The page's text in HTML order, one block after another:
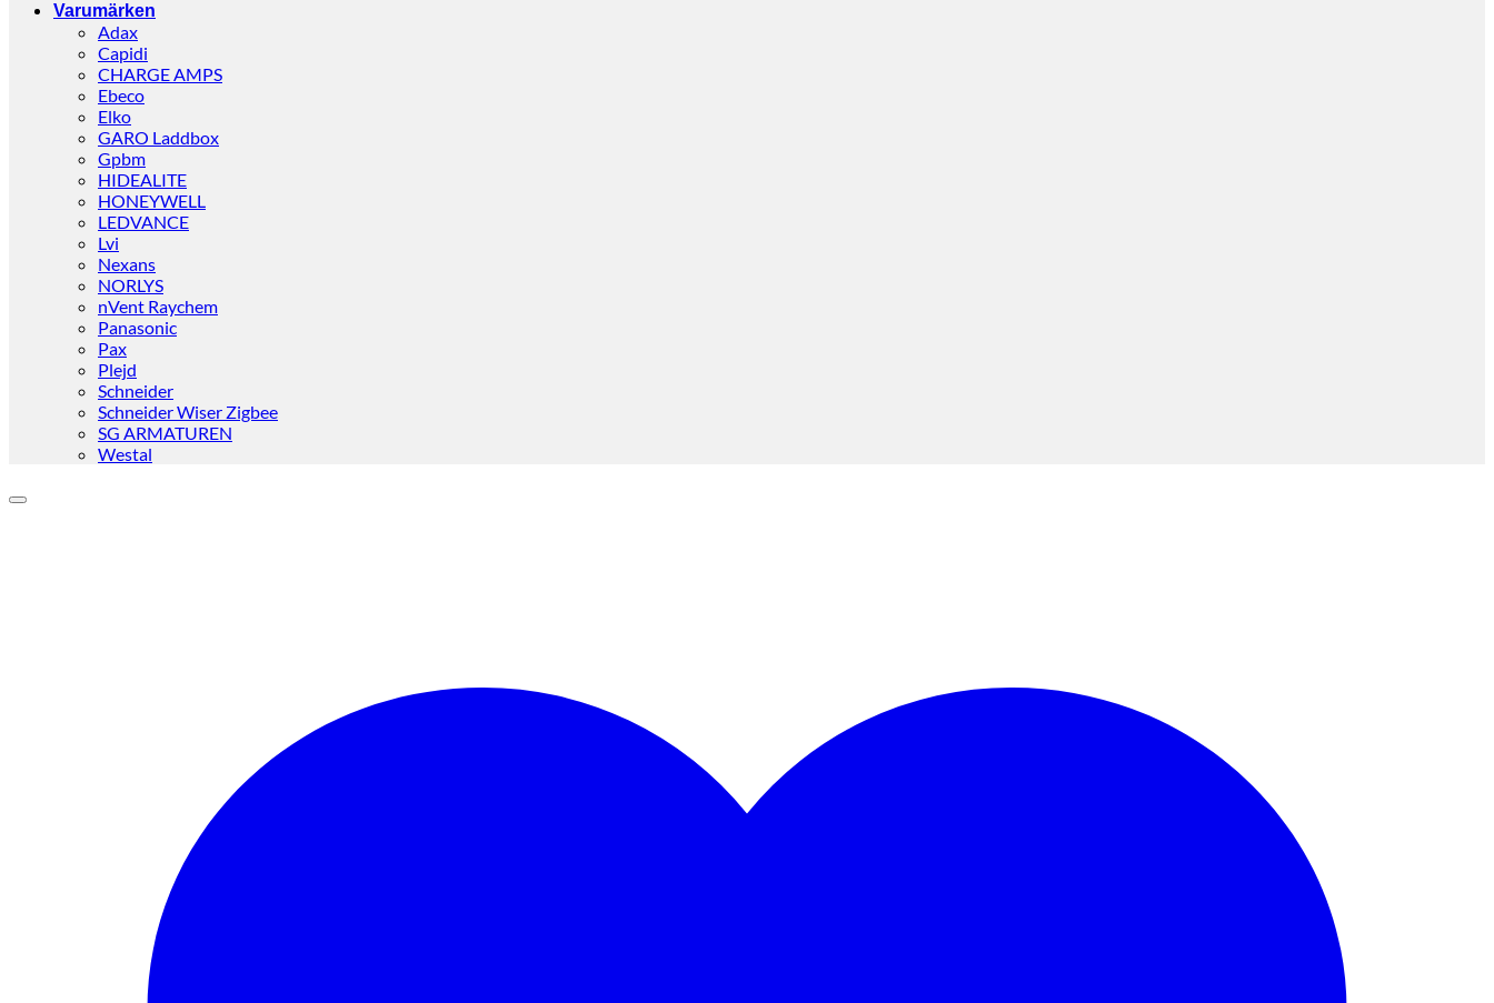
Varumärken
Adax
Capidi
CHARGE AMPS
Ebeco
Elko
GARO Laddbox
Gpbm
HIDEALITE
HONEYWELL
LEDVANCE
Lvi
Nexans
NORLYS
nVent Raychem
Panasonic
Pax
Plejd
Schneider
Schneider Wiser Zigbee
SG ARMATUREN
Westal